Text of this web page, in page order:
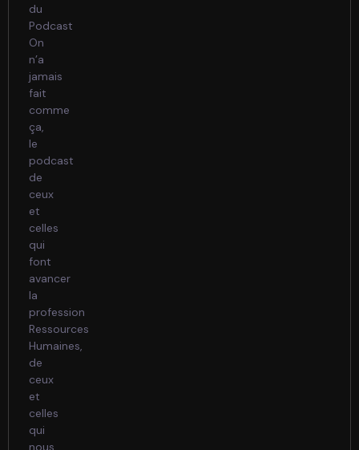
du
Podcast
On
n’a
jamais
fait
comme
ça,
le
podcast
de
ceux
et
celles
qui
font
avancer
la
profession
Ressources
Humaines,
de
ceux
et
celles
qui
nous